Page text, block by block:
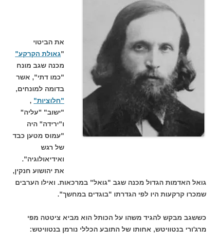
את הביטוי
גאולת הקרקע"
מכנה שגב מונח
"כמו דתי", אשר
בדומה למונחים,
"חלוציות",
"ישוב" "עליה"
ו"ירידה" היה
"עמוס מטען כבד
של רגש
ואידיאולוגיה".
את יהושוע חנקין,
גואל האדמות הגדול מכנה שגב "גואל" במרכאות. ואילו הערבים
שמכרו קרקעות היו לפי הגדרתו "בוגדים במחשך".
כששגב מבקש להגיד משהו על הכותל הוא מביא ציטטה מפי
מרג'ורי בנטוויטש, אחותו של התובע הכללי נורמן בנטוויטש: